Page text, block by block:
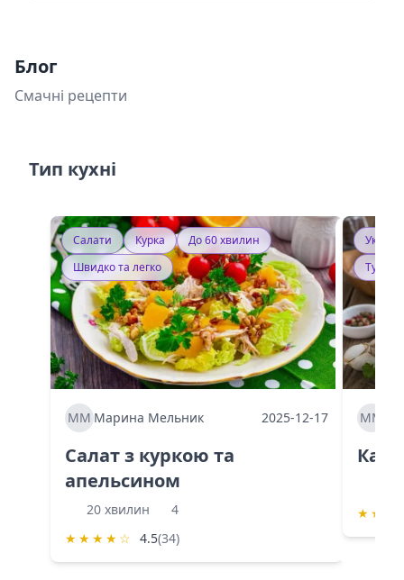
Блог
Смачні рецепти
Тип кухні
Салати Курка
До 60 хвилин
Швидко та легко
ММ Марина Мельник 2025-12-17
Салат з куркою та
апельсином
20 хвилин
4
★ ★ ★ ★ ☆ 4.5(34)
ММ
★ ★